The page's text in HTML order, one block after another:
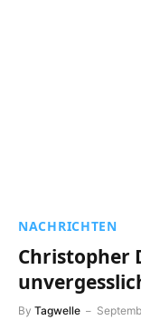
NACHRICHTEN
Christopher
By Tagwelle